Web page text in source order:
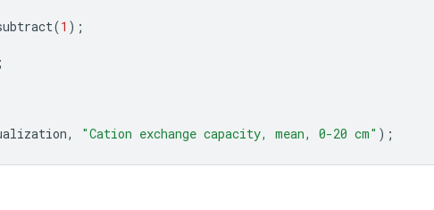
(1 );
, "Cation exchange capacity, mean, 0-20 cm" );